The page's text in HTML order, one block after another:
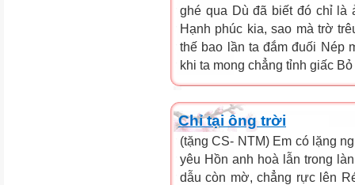
ghé qua Dù đã biết đó chỉ
Hạnh phúc kia, sao mà trờ
thế bao lần ta đắm đuối Nép
khi ta mong chẳng tỉnh giấc Bỏ
Chỉ tại ông trời
(tặng CS- NTM) Em có lặng
yêu Hồn anh hoà lẫn trong
dẫu còn mờ, chẳng rực lên